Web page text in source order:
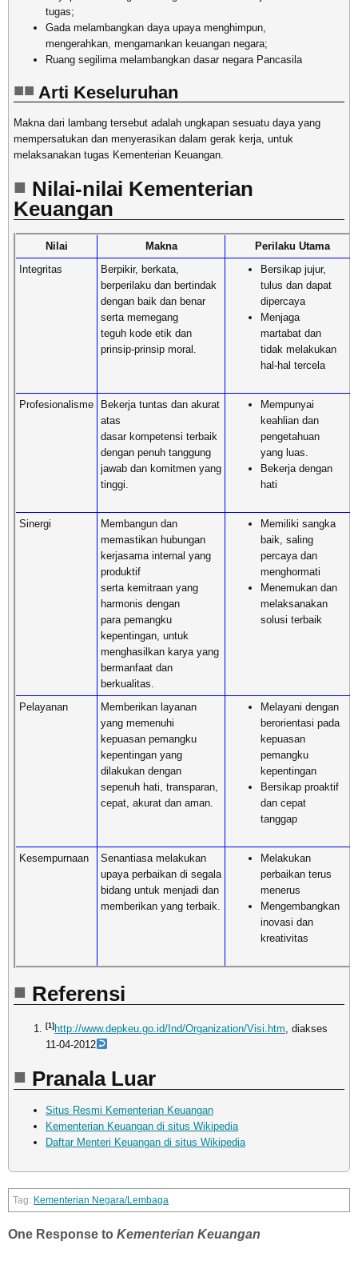
tugas;
Gada melambangkan daya upaya menghimpun,
mengerahkan, mengamankan keuangan negara;
Ruang segilima melambangkan dasar negara Pancasila
Arti Keseluruhan
Makna dari lambang tersebut adalah ungkapan sesuatu daya yang
mempersatukan dan menyerasikan dalam gerak kerja, untuk
melaksanakan tugas Kementerian Keuangan.
Nilai-nilai Kementerian
Keuangan
Nilai Makna
Perilaku Utama
Integritas
Berpikir, berkata,
berperilaku dan bertindak
dengan baik dan benar
serta memegang
teguh kode etik dan
prinsip-prinsip moral.
Bersikap jujur,
tulus dan dapat
dipercaya
Menjaga
martabat dan
tidak melakukan
hal-hal tercela
Profesionalisme
Bekerja tuntas dan akurat
atas
dasar kompetensi terbaik
dengan penuh tanggung
jawab dan komitmen yang
tinggi.
Mempunyai
keahlian dan
pengetahuan
yang luas.
Bekerja dengan
hati
Sinergi
Membangun dan
memastikan hubungan
kerjasama internal yang
produktif
serta kemitraan yang
harmonis dengan
para pemangku
kepentingan, untuk
menghasilkan karya yang
bermanfaat dan
berkualitas.
Memiliki sangka
baik, saling
percaya dan
menghormati
Menemukan dan
melaksanakan
solusi terbaik
Pelayanan
Memberikan layanan
yang memenuhi
kepuasan pemangku
kepentingan yang
dilakukan dengan
sepenuh hati, transparan,
cepat, akurat dan aman.
Melayani dengan
berorientasi pada
kepuasan
pemangku
kepentingan
Bersikap proaktif
dan cepat
tanggap
Kesempurnaan
Senantiasa melakukan
upaya perbaikan di segala
bidang untuk menjadi dan
memberikan yang terbaik.
Melakukan
perbaikan terus
menerus
Mengembangkan
inovasi dan
kreativitas
Referensi
[1] http://www.depkeu.go.id/Ind/Organization/Visi.htm , diakses
11-04-2012
Pranala Luar
Situs Resmi Kementerian Keuangan
Kementerian Keuangan di situs Wikipedia
Daftar Menteri Keuangan di situs Wikipedia
Kementerian Negara/Lembaga
One Response to Kementerian Keuangan